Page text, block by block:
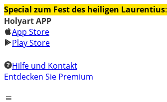
Special zum Fest des heiligen Laurentius:
Holyart APP
App Store
Play Store
Hilfe und Kontakt
Entdecken Sie Premium